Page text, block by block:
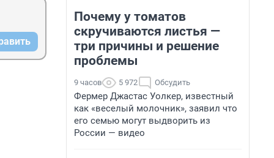
Почему у томатов
скручиваются листья —
три причины и решение
проблемы
9 часов 5 972 Обсудить
Фермер Джастас Уолкер, известный
как «веселый молочник», заявил что
его семью могут выдворить из
России — видео